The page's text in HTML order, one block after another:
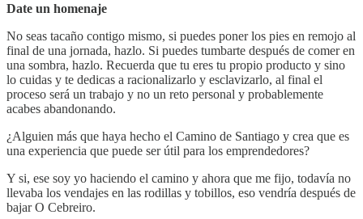
Date un homenaje
No seas tacaño contigo mismo, si puedes poner los pies en remojo al
final de una jornada, hazlo. Si puedes tumbarte después de comer en
una sombra, hazlo. Recuerda que tu eres tu propio producto y sino
lo cuidas y te dedicas a racionalizarlo y esclavizarlo, al final el
proceso será un trabajo y no un reto personal y probablemente
acabes abandonando.
¿Alguien más que haya hecho el Camino de Santiago y crea que es
una experiencia que puede ser útil para los emprendedores?
Y si, ese soy yo haciendo el camino y ahora que me fijo, todavía no
llevaba los vendajes en las rodillas y tobillos, eso vendría después de
bajar O Cebreiro.